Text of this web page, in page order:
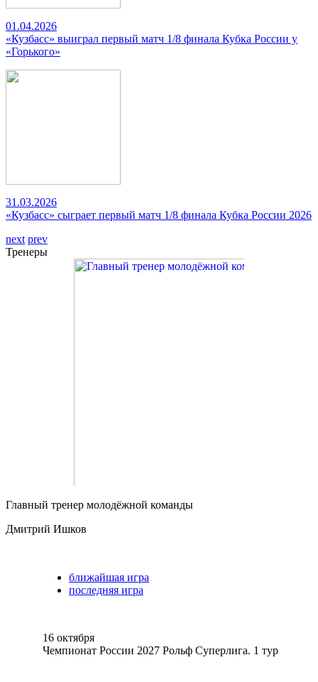
01.04.2026
«Кузбасс» выиграл первый матч 1/8 финала Кубка России у
«Горького»
31.03.2026
«Кузбасс» сыграет первый матч 1/8 финала Кубка России 2026
next prev
Тренеры
Главный тренер молодёжной команды
Дмитрий Ишков
ближайшая игра
последняя игра
16 октября
Чемпионат России 2027 Рольф Суперлига. 1 тур